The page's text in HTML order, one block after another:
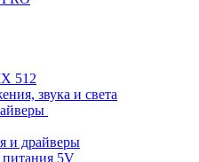
512
звука и света
и драйверы
5V